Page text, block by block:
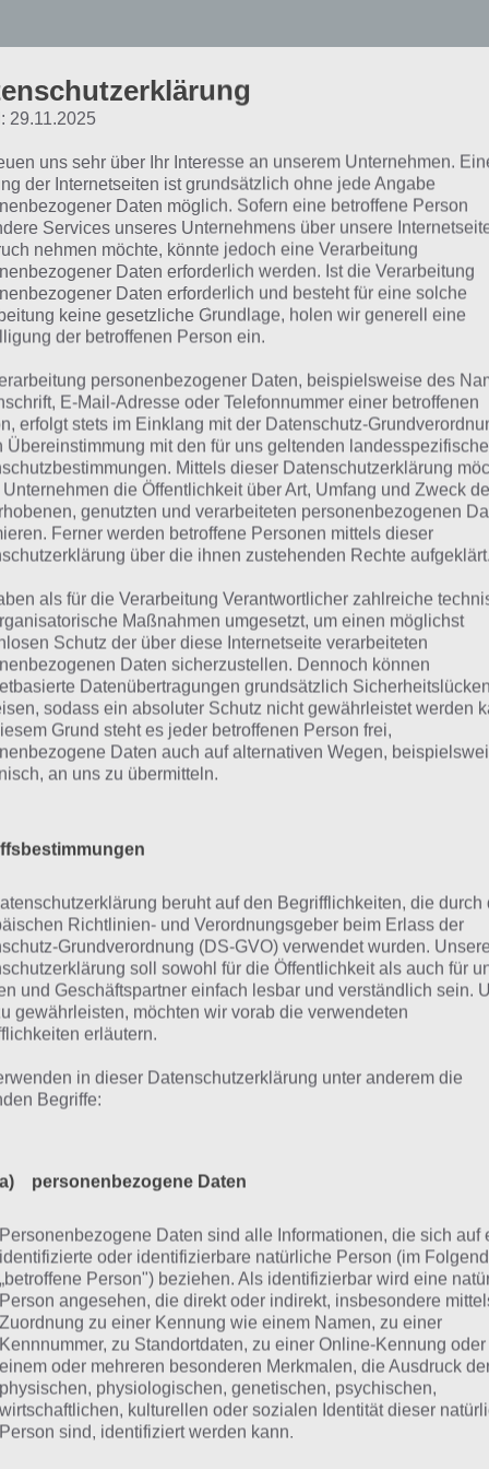
2 Lösung
von Doors &
2 von Gameday
Unsere Doors&Rooms 2
einzelnen Kapiteln (Chapter)
schnell und einfach die Antwort
nicht weiterkommt, finden
Übersicht über
unsere
nun unsere Übersicht zur Komplettlösung,
2. Klickt einfach auf das entsprechende
1 Lösung Level 1 bis 10
1 Lösung Level 11 bis 20
2 Lösung Level 1 bis 10
Doors&Rooms 2 um weitere Level bzw. Chapter
entsprechend ergänzen. Gerne kannst du uns auch
und die Erklärung in den Kommentaren posten.
als Video Walkthrough
eine Lösung in Videoform einfacher zu
Artikel zu den einzelnen Chapter von
welches bei der Lösung behilflich ist. So solltet
können.
haben wir zunächst die Lösung zu Chapter 1 von
da diese immer sehr umfangreich sind. Hier die Level
29.11.2025
uns sehr über Ihr Interesse an unserem Unternehmen.
der Internetseiten ist grundsätzlich ohne jede Angabe
Daten möglich. Sofern eine betroffene Person
Services unseres Unternehmens über unsere
nehmen möchte, könnte jedoch eine Verarbeitung
Daten erforderlich werden. Ist die Verarbeitung
Daten erforderlich und besteht für eine solche
keine gesetzliche Grundlage, holen wir generell eine
der betroffenen Person ein.
personenbezogener Daten, beispielsweise des
E-Mail-Adresse oder Telefonnummer einer betroffenen
erfolgt stets im Einklang mit der Datenschutz-
Übereinstimmung mit den für uns geltenden
Mittels dieser Datenschutzerklärung
Unternehmen die Öffentlichkeit über Art, Umfang und Zweck
genutzten und verarbeiteten personenbezogenen
Ferner werden betroffene Personen mittels dieser
über die ihnen zustehenden Rechte aufgeklärt.
als für die Verarbeitung Verantwortlicher zahlreiche
Maßnahmen umgesetzt, um einen möglichst
Schutz der über diese Internetseite verarbeiteten
Daten sicherzustellen. Dennoch können
Datenübertragungen grundsätzlich Sicherheitslücken
sodass ein absoluter Schutz nicht gewährleistet werden
Grund steht es jeder betroffenen Person frei,
Daten auch auf alternativen Wegen,
an uns zu übermitteln.
beruht auf den Begrifflichkeiten, die durch
Richtlinien- und Verordnungsgeber beim Erlass der
Grundverordnung (DS-GVO) verwendet wurden. Unsere
soll sowohl für die Öffentlichkeit als auch für
und Geschäftspartner einfach lesbar und verständlich sein.
gewährleisten, möchten wir vorab die verwendeten
erläutern.
in dieser Datenschutzerklärung unter anderem die
Begriffe:
a) personenbezogene Daten
Personenbezogene Daten sind alle Informationen, die sich auf
identifizierte oder identifizierbare natürliche Person (im
„betroffene Person") beziehen. Als identifizierbar wird eine
Person angesehen, die direkt oder indirekt, insbesondere
Zuordnung zu einer Kennung wie einem Namen, zu einer
Kennnummer, zu Standortdaten, zu einer Online-Kennung oder
einem oder mehreren besonderen Merkmalen, die Ausdruck
physischen, physiologischen, genetischen, psychischen,
wirtschaftlichen, kulturellen oder sozialen Identität dieser
Person sind, identifiziert werden kann.